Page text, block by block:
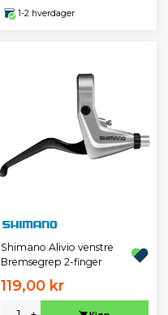
1-2 hverdager
Shimano Alivio venstre
Bremsegrep 2-finger
119,00 kr